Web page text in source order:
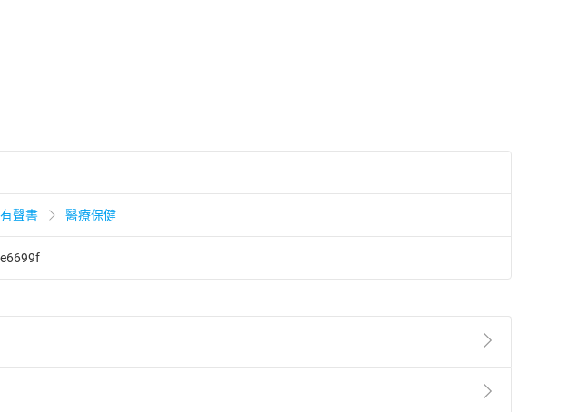
有聲書 醫療保健